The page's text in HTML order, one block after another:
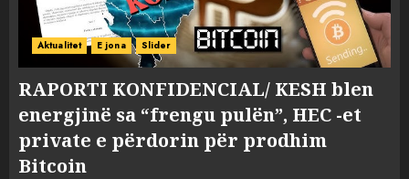
Aktualitet E jona Slider
RAPORTI KONFIDENCIAL/ KESH blen
energjinë sa “frengu pulën”, HEC -et
private e përdorin për prodhim
Bitcoin